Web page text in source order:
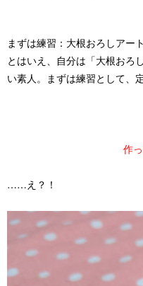
まずは練習：大根おろしアー
とはいえ、自分は「大根おろ
い素人。まずは練習として、
作
……え？！